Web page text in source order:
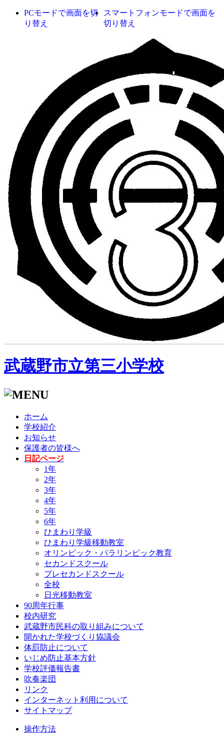
PCモードで画面を切
り替え
スマートフォンモードで画面を
切り替え
武蔵野市立第三小学校
ホーム
学校紹介
お知らせ
保護者の皆様へ
日記ページ
1年
2年
3年
4年
5年
6年
ひまわり学級
ひまわり学級移動教室
オリンピック・パラリンピック教育
セカンドスクール
プレセカンドスクール
全校
日光移動教室
90周年行事
校内研究
武蔵野市民科の取り組みについて
開かれた学校づくり協議会
体罰防止について
いじめ防止基本方針
学校評価報告書
吹奏楽団
リンク
インターネット利用について
サイトマップ
操作方法